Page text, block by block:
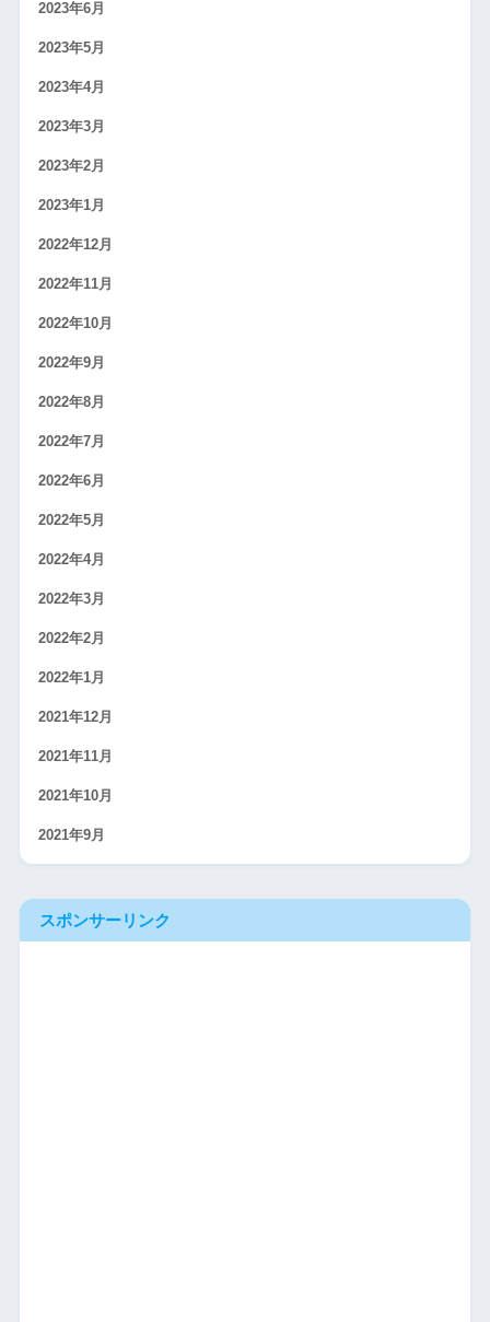
2023年6月
2023年5月
2023年4月
2023年3月
2023年2月
2023年1月
2022年12月
2022年11月
2022年10月
2022年9月
2022年8月
2022年7月
2022年6月
2022年5月
2022年4月
2022年3月
2022年2月
2022年1月
2021年12月
2021年11月
2021年10月
2021年9月
スポンサーリンク